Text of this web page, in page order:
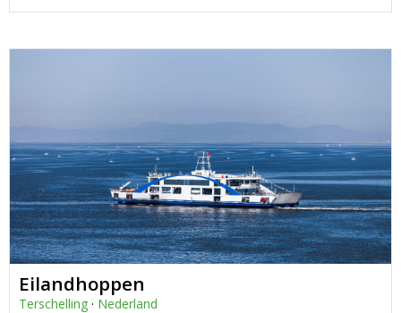
Eilandhoppen
Terschelling · Nederland